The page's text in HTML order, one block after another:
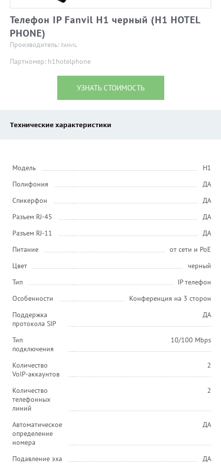
Телефон IP Fanvil H1 черный (H1 HOTEL
PHONE)
Производитель: FANVIL
Партномер: h1hotelphone
УЗНАТЬ СТОИМОСТЬ
Технические характеристики
Модель
H1
Полифония
ДА
Спикерфон
ДА
Разъем RJ-45
ДА
Разъем RJ-11
ДА
Питание
от сети и PoE
Цвет
черный
Тип
IP телефон
Особенности
Конференция на 3 сторон
Поддержка
протокола SIP
ДА
Тип
подключения
10/100 Mbps
Количество
VoIP-аккаунтов
2
Количество
телефонных
линий
2
Автоматическое
определение
номера
ДА
Подавление эха
ДА